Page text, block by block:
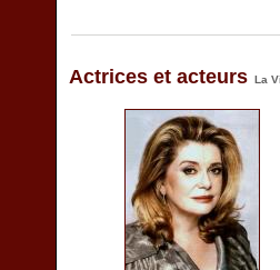
Actrices et acteurs La